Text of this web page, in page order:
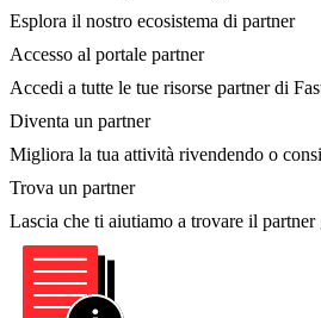
Esplora il nostro ecosistema di partner
Accesso al portale partner
Accedi a tutte le tue risorse partner di
Diventa un partner
Migliora la tua attività rivendendo o
Trova un partner
Lascia che ti aiutiamo a trovare il partner